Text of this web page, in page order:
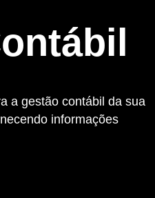
a gestão contábil da sua
informações